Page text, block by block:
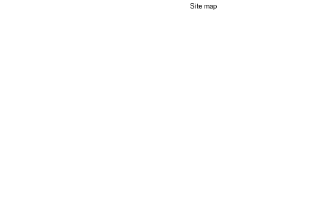
Site map